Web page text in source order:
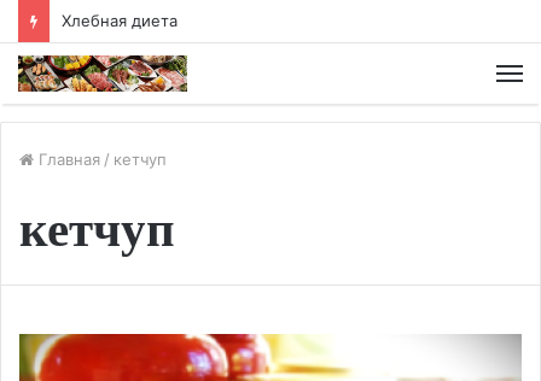
Хлебная диета
Главная / кетчуп
кетчуп